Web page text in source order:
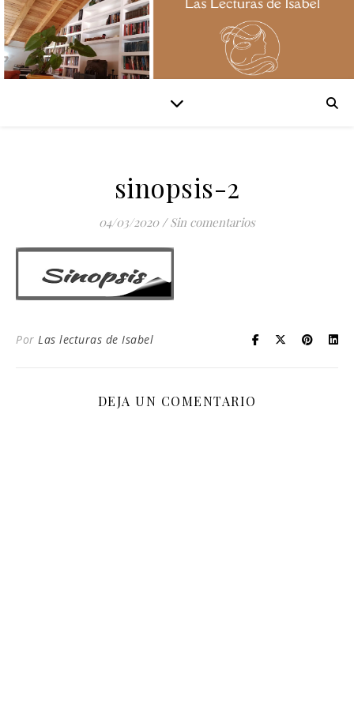
sinopsis-2
04/03/2020 / Sin comentarios
Por Las lecturas de Isabel
DEJA UN COMENTARIO